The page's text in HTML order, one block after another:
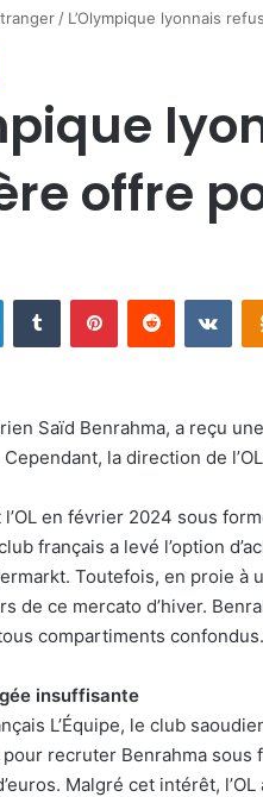
/ L’Olympique lyonnais
offre
LinkedinTumblr PinterestReddit
Saïd Benrahma, a reçu
la direction de
en février 2024 sous
français a levé l’option
Toutefois, en proie à
de ce mercato d’hiver.
compartiments confondus.
insuffisante
L’Équipe, le club
recruter Benrahma sous
Malgré cet intérêt,